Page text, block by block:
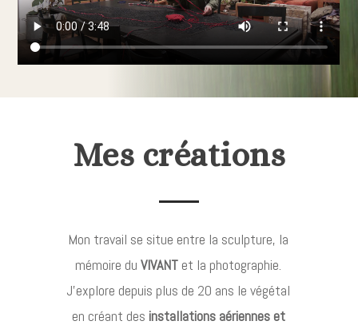
Mes créations
Mon travail se situe entre la sculpture, la
mémoire du VIVANT et la photographie.
J’explore depuis plus de 20 ans le végétal
en créant des installations aériennes et